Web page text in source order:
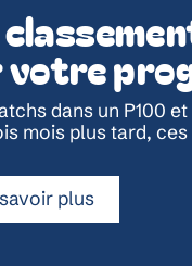
dans un P100
mois plus tard,
plus